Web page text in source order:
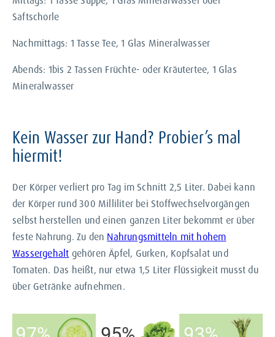
Saftschorle
Nachmittags: 1 Tasse Tee, 1 Glas Mineralwasser
Abends: 1bis 2 Tassen Früchte- oder Kräutertee, 1 Glas
Mineralwasser
Kein Wasser zur Hand? Probier’s mal
hiermit!
Der Körper verliert pro Tag im Schnitt 2,5 Liter. Dabei kann
der Körper rund 300 Milliliter bei Stoffwechselvorgängen
selbst herstellen und einen ganzen Liter bekommt er über
feste Nahrung. Zu den Nahrungsmitteln mit hohem
Wassergehalt gehören Äpfel, Gurken, Kopfsalat und
Tomaten. Das heißt, nur etwa 1,5 Liter Flüssigkeit musst du
über Getränke aufnehmen.